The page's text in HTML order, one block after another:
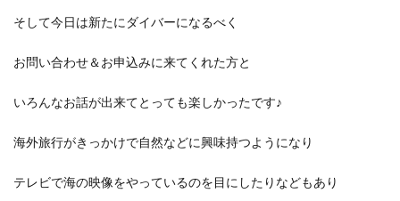
そして今日は新たにダイバーになるべく
お問い合わせ＆お申込みに来てくれた方と
いろんなお話が出来てとっても楽しかったです♪
海外旅行がきっかけで自然などに興味持つようになり
テレビで海の映像をやっているのを目にしたりなどもあり